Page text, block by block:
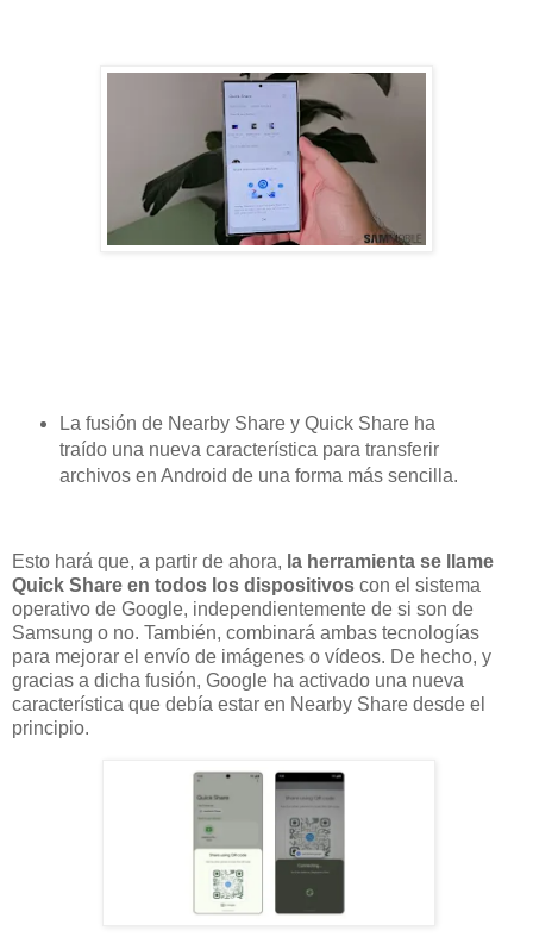
La fusión de Nearby Share y Quick Share ha
traído una nueva característica para transferir
archivos en Android de una forma más sencilla.
Esto hará que, a partir de ahora, la herramienta se llame
Quick Share en todos los dispositivos con el sistema
operativo de Google, independientemente de si son de
Samsung o no. También, combinará ambas tecnologías
para mejorar el envío de imágenes o vídeos. De hecho, y
gracias a dicha fusión, Google ha activado una nueva
característica que debía estar en Nearby Share desde el
principio.